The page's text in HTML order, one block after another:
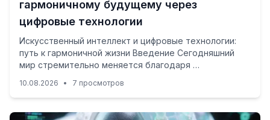
гармоничному будущему через
цифровые технологии
Искусственный интеллект и цифровые технологии:
путь к гармоничной жизни Введение Сегодняшний
мир стремительно меняется благодаря …
10.08.2026 • 7 просмотров